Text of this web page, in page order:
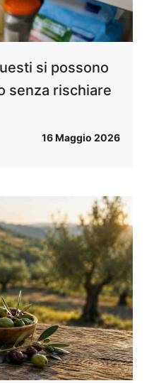
si possono
senza rischiare
16 Maggio 2026